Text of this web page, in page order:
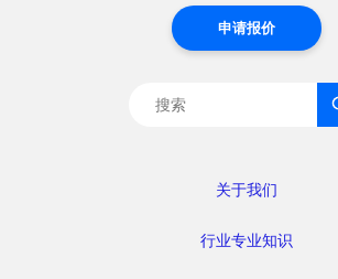
关于我们
行业专业知识
申请报价
搜